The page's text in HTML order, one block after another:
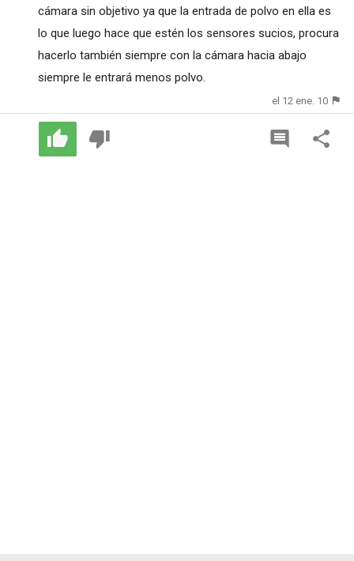
cámara sin objetivo ya que la entrada de polvo en ella es
lo que luego hace que estén los sensores sucios, procura
hacerlo también siempre con la cámara hacia abajo
siempre le entrará menos polvo.
el 12 ene. 10